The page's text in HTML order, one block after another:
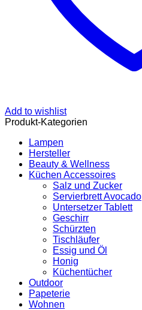
Add to wishlist
Produkt-Kategorien
Lampen
Hersteller
Beauty & Wellness
Küchen Accessoires
Salz und Zucker
Servierbrett Avocado
Untersetzer Tablett
Geschirr
Schürzten
Tischläufer
Essig und Öl
Honig
Küchentücher
Outdoor
Papeterie
Wohnen